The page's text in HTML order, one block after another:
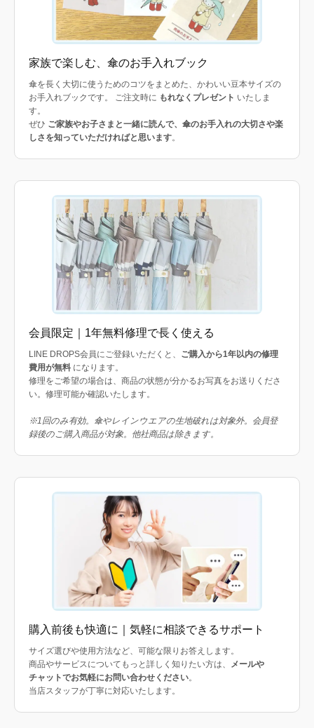
家族で楽しむ、傘のお手入れブック
傘を長く大切に使うためのコツをまとめた、かわいい豆本サイズの
お手入れブックです。 ご注文時に もれなくプレゼント いたしま
す。
ぜひ ご家族やお子さまと一緒に読んで、傘のお手入れの大切さや楽
しさを知っていただければと思います。
会員限定｜1年無料修理で長く使える
LINE DROPS会員にご登録いただくと、 ご購入から1年以内の修理
費用が無料 になります。
修理をご希望の場合は、商品の状態が分かるお写真をお送りくださ
い。修理可能か確認いたします。
※1回のみ有効。傘やレインウエアの生地破れは対象外。会員登
録後のご購入商品が対象。他社商品は除きます。
購入前後も快適に｜気軽に相談できるサポート
サイズ選びや使用方法など、可能な限りお答えします。
商品やサービスについてもっと詳しく知りたい方は、
メールや
チャットでお気軽にお問い合わせください。
当店スタッフが丁寧に対応いたします。